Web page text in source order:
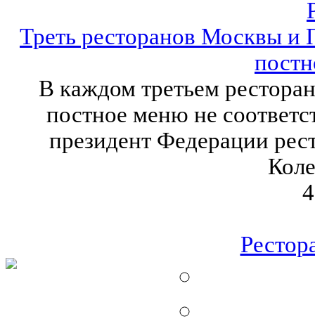
Треть ресторанов Москвы и
В каждом третьем
постное меню не
президент Федерации